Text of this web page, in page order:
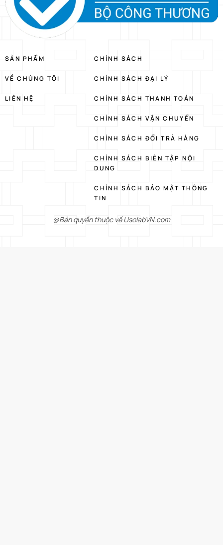
SẢN PHẨM
VỀ CHÚNG TÔI
LIÊN HỆ
CHÍNH SÁCH
CHÍNH SÁCH ĐẠI LÝ
CHÍNH SÁCH THANH TOÁN
CHÍNH SÁCH VẬN CHUYỂN
CHÍNH SÁCH ĐỔI TRẢ HÀNG
CHÍNH SÁCH BIÊN TẬP NỘI
DUNG
CHÍNH SÁCH BẢO MẬT THÔNG
TIN
@Bản quyền thuộc về UsolabVN.com